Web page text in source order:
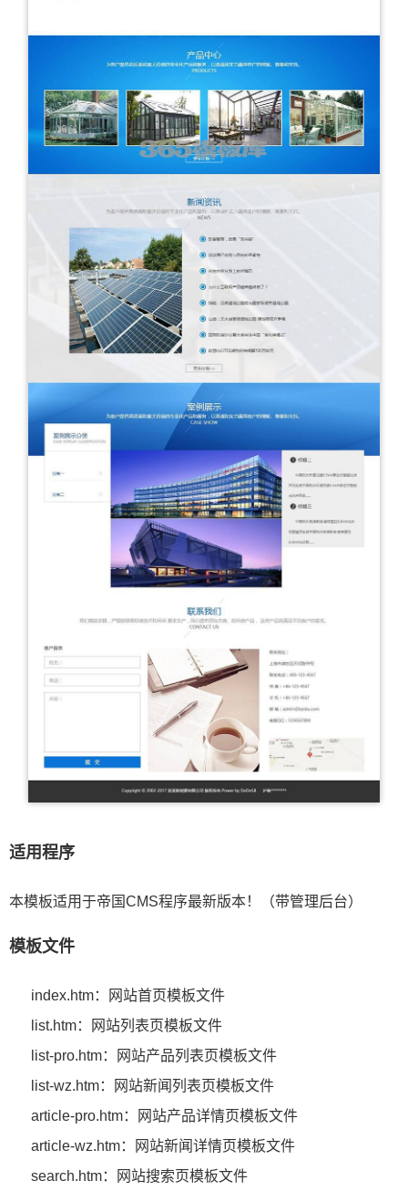
适用程序
本模板适用于帝国CMS程序最新版本！（带管理后台）
模板文件
index.htm：网站首页模板文件
list.htm：网站列表页模板文件
list-pro.htm：网站产品列表页模板文件
list-wz.htm：网站新闻列表页模板文件
article-pro.htm：网站产品详情页模板文件
article-wz.htm：网站新闻详情页模板文件
search.htm：网站搜索页模板文件